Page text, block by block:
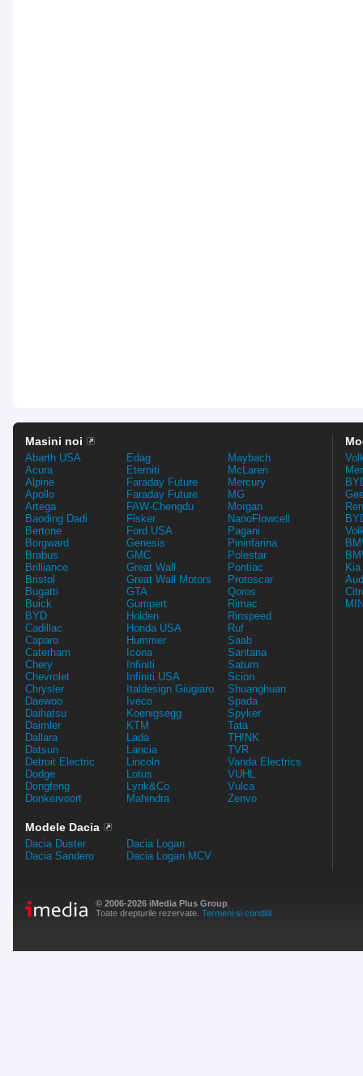
Masini noi
Abarth USA
Acura
Alpine
Apollo
Artega
Baoding Dadi
Bertone
Borgward
Brabus
Brilliance
Bristol
Bugatti
Buick
BYD
Cadillac
Caparo
Caterham
Chery
Chevrolet
Chrysler
Daewoo
Daihatsu
Daimler
Dallara
Datsun
Detroit Electric
Dodge
Dongfeng
Donkervoort
Edag
Eterniti
Faraday Future
Faraday Future
FAW-Chengdu
Fisker
Ford USA
Genesis
GMC
Great Wall
Great Wall Motors
GTA
Gumpert
Holden
Honda USA
Hummer
Icona
Infiniti
Infiniti USA
Italdesign Giugiaro
Iveco
Koenigsegg
KTM
Lada
Lancia
Lincoln
Lotus
Lynk&Co
Mahindra
Maybach
McLaren
Mercury
MG
Morgan
NanoFlowcell
Pagani
Pininfarina
Polestar
Pontiac
Protoscar
Qoros
Rimac
Rinspeed
Ruf
Saab
Santana
Saturn
Scion
Shuanghuan
Spada
Spyker
Tata
TH!NK
TVR
Vanda Electrics
VUHL
Vulca
Zenvo
Modele Dacia
Dacia Duster
Dacia Sandero
Dacia Logan
Dacia Logan MCV
© 2006-2026 iMedia Plus Group
Toate drepturile rezervate. Termeni si conditii